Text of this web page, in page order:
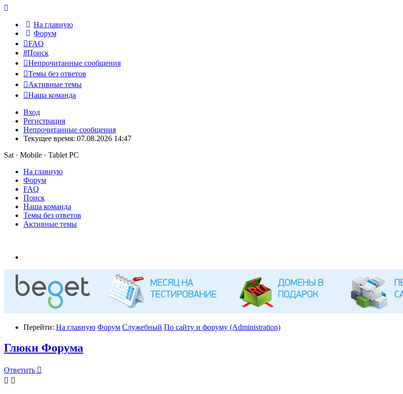
На главную
Форум
FAQ
Поиск
Непрочитанные сообщения
Темы без ответов
Активные темы
Наша команда
Вход
Регистрация
Непрочитанные сообщения
Текущее время: 07.08.2026 14:47
Sat · Mobile · Tablet PC
На главную
Форум
FAQ
Поиск
Наша команда
Темы без ответов
Активные темы
Перейти: На главную Форум Служебный По сайту и форуму (Administration)
Глюки Форума
Ответить